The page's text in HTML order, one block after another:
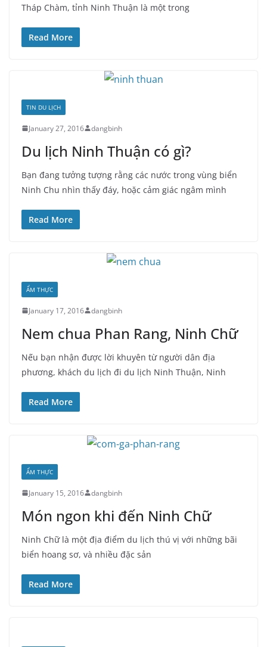
Tháp Chàm, tỉnh Ninh Thuận là một trong
Read More
TIN DU LỊCH
January 27, 2016 dangbinh
Du lịch Ninh Thuận có gì?
Bạn đang tưởng tượng rằng các nước trong vùng biển
Ninh Chu nhìn thấy đáy, hoặc cảm giác ngâm mình
Read More
ẨM THỰC
January 17, 2016 dangbinh
Nem chua Phan Rang, Ninh Chữ
Nếu bạn nhận được lời khuyên từ người dân địa
phương, khách du lịch đi du lịch Ninh Thuận, Ninh
Read More
ẨM THỰC
January 15, 2016 dangbinh
Món ngon khi đến Ninh Chữ
Ninh Chữ là một địa điểm du lịch thú vị với những bãi
biển hoang sơ, và nhiều đặc sản
Read More